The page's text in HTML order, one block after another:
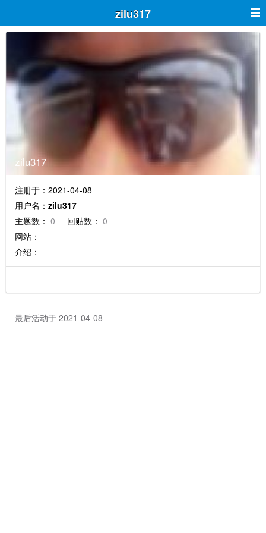
zilu317
zilu317
注册于：2021-04-08
用户名： zilu317
主题数： 0 回贴数： 0
网站：
介绍：
最后活动于 2021-04-08